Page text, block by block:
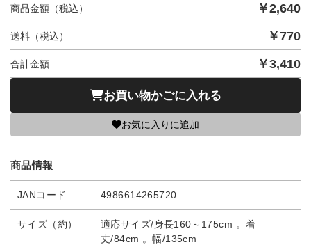
商品金額（税込） ￥2,640
送料（税込） ￥770
合計金額 ￥3,410
お買い物かごに入れる
お気に入りに追加
商品情報
JANコード 4986614265720
サイズ（約）
適応サイズ/身長160～175cm 。着
丈/84cm 。幅/135cm